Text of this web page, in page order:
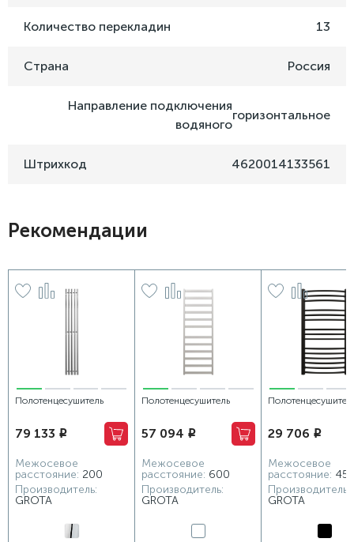
Количество перекладин 13
Страна Россия
Направление подключения
водяного
горизонтальное
Штрихкод 4620014133561
Рекомендации
Полотенцесушитель
230х1500 хром
79 133 i
Межосевое
расстояние: 200
Производитель:
GROTA
Полотенцесушитель
630x1800 белый
57 094 i
Межосевое
расстояние: 600
Производитель:
GROTA
480x900 черный
29 706 i
Межосевое
расстояние:
Производитель:
GROTA